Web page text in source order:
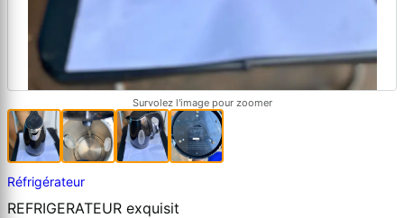
Survolez l'image pour zoomer
Réfrigérateur
REFRIGERATEUR exquisit